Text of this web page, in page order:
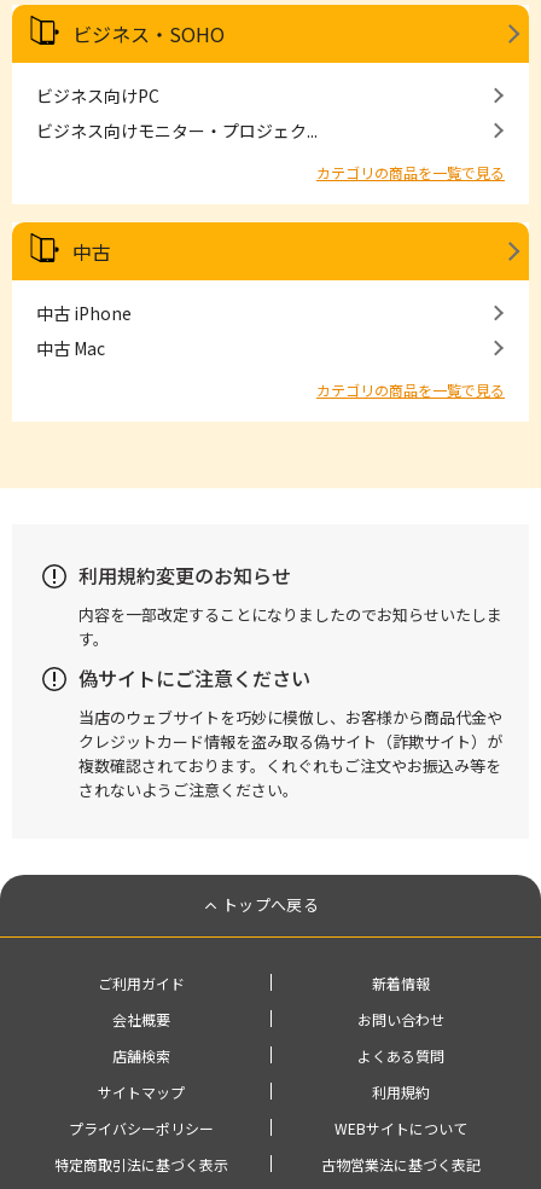
ビジネス・SOHO
ビジネス向けPC
ビジネス向けモニター・プロジェク...
カテゴリの商品を一覧で見る
中古
中古 iPhone
中古 Mac
カテゴリの商品を一覧で見る
利用規約変更のお知らせ
内容を一部改定することになりましたのでお知らせいたしま
す。
偽サイトにご注意ください
当店のウェブサイトを巧妙に模倣し、お客様から商品代金や
クレジットカード情報を盗み取る偽サイト（詐欺サイト）が
複数確認されております。くれぐれもご注文やお振込み等を
されないようご注意ください。
トップへ戻る
ご利用ガイド
新着情報
会社概要
お問い合わせ
店舗検索
よくある質問
サイトマップ
利用規約
プライバシーポリシー
WEBサイトについて
特定商取引法に基づく表示
古物営業法に基づく表記